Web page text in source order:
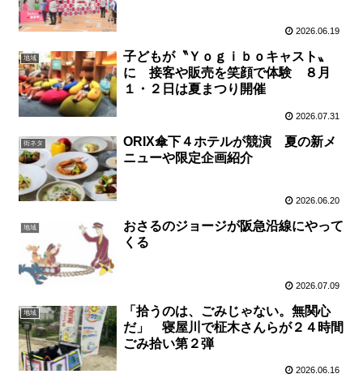
2026.06.19
地域
子どもが〝Ｙｏｇｉｂｏキャスト〟
に 接客や販売を笑顔で体験 ８月
１・２日は夏まつり開催
2026.07.31
街ネタ
ORIX傘下４ホテルが競演 夏の新メ
ニューや限定企画紹介
2026.06.20
地域
おさるのジョージが阪急沿線にやって
くる
2026.07.09
地域
「拾うのは、ごみじゃない。無関心
だ」 寝屋川で柾木さんらが２４時間
ごみ拾い第２弾
2026.06.16